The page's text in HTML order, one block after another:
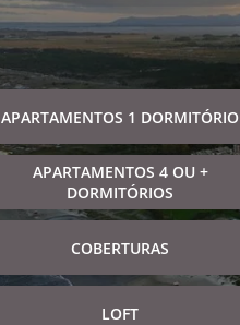
APARTAMENTOS 1 DORMITÓRIO
APARTAMENTOS 4 OU +
DORMITÓRIOS
COBERTURAS
LOFT